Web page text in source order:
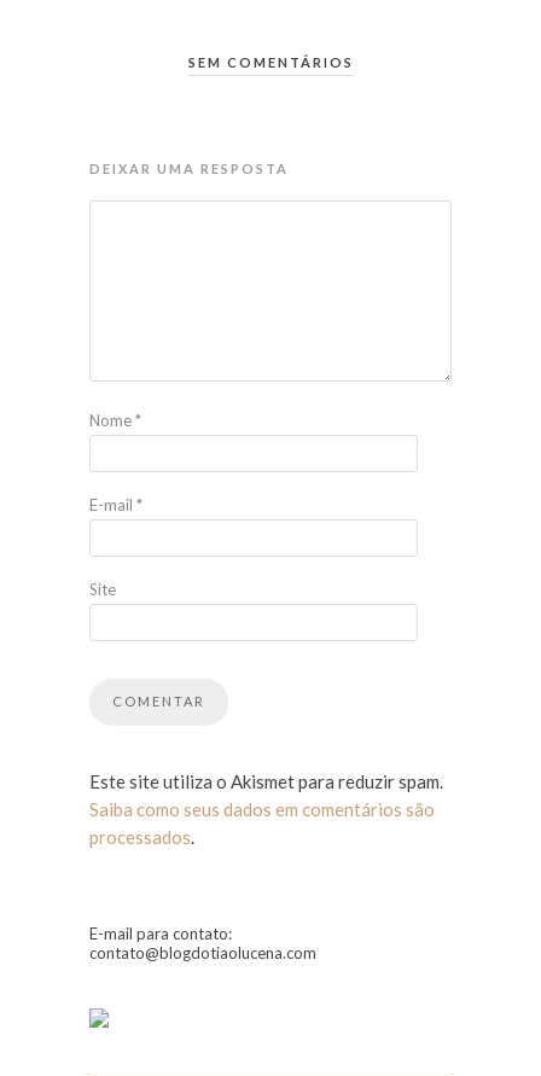
SEM COMENTÁRIOS
DEIXAR UMA RESPOSTA
Nome*
E-mail *
Site
Este site utiliza o Akismet para reduzir spam.
Saiba como seus dados em comentários são
processados.
E-mail para contato:
contato@blogdotiaolucena.com